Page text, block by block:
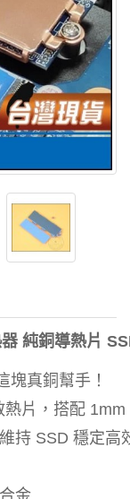
純銅導熱片
塊真銅幫手！
片，搭配 1mm
持 SSD 穩定高
金